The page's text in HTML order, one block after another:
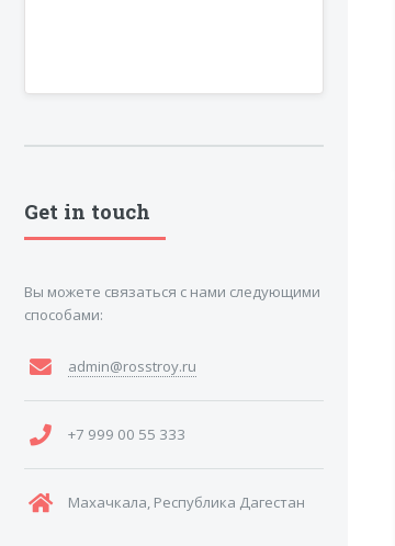
Get in touch
Вы можете связаться с нами следующими
способами:
admin@rosstroy.ru
+7 999 00 55 333
Махачкала, Республика Дагестан